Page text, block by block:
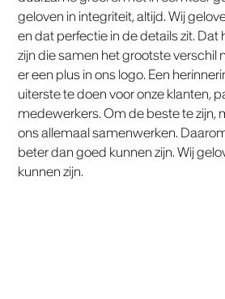
geloven in integriteit, altijd. Wij
en dat perfectie in de details zit. Dat
zijn die samen het grootste verschil
er een plus in ons logo. Een
uiterste te doen voor onze klanten,
medewerkers. Om de beste te zijn,
ons allemaal samenwerken.
beter dan goed kunnen zijn. Wij
kunnen zijn.